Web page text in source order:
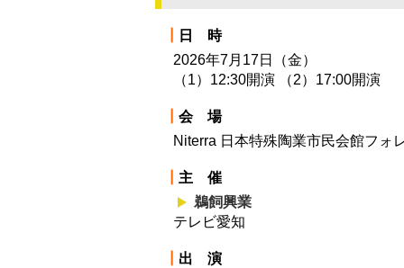
日 時
2026年7月17日（金）
（1）12:30開演 （2）17:00開演
会 場
Niterra 日本特殊陶業市民会館フォ
主 催
鵜飼興業
テレビ愛知
出 演